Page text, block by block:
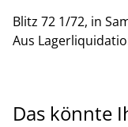
Blitz 72 1/72, in
Aus
Das könnte